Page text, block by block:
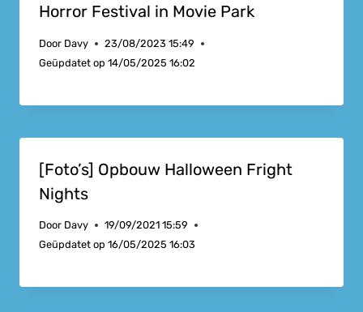
Horror Festival in Movie Park
Door Davy
23/08/2023 15:49
Geüpdatet op 14/05/2025 16:02
[Foto’s] Opbouw Halloween Fright
Nights
Door Davy
19/09/2021 15:59
Geüpdatet op 16/05/2025 16:03